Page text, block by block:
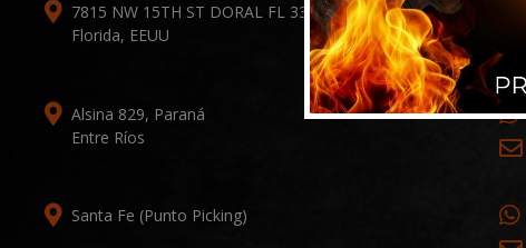
7815 NW 15TH ST DORAL FL 33126-1109
Florida, EEUU
Alsina 829, Paraná
Entre Ríos
Santa Fe (Punto Picking)